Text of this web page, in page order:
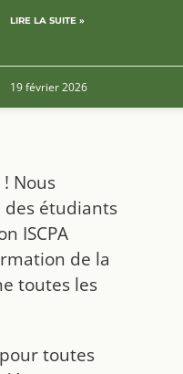
LIRE LA SUITE »
19 février 2026
Nous
des étudiants
ISCPA
de la
toutes les
toutes